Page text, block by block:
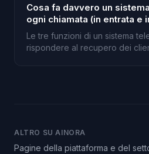
Cosa fa davvero un
ogni chiamata (in entrata e
Le tre funzioni di un sistema
rispondere al recupero dei
ALTRO SU AINORA
Pagine della piattaforma e del